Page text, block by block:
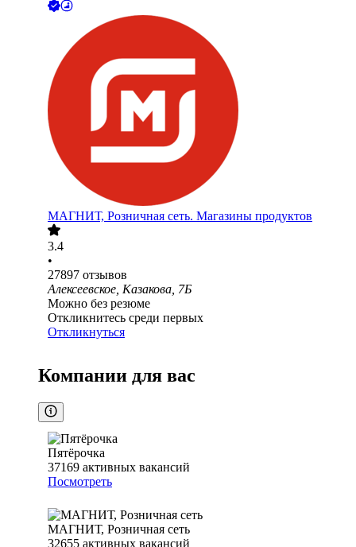
МАГНИТ, Розничная сеть. Магазины продуктов
3.4
•
27897 отзывов
Алексеевское, Казакова, 7Б
Можно без резюме
Откликнитесь среди первых
Откликнуться
Компании для вас
Пятёрочка
37169 активных вакансий
Посмотреть
МАГНИТ, Розничная сеть
32655 активных вакансий